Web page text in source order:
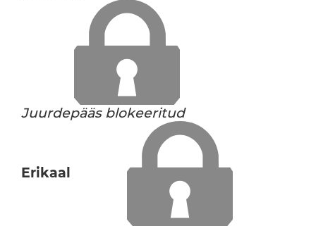
Juurdepääs blokeeritud
Erikaal